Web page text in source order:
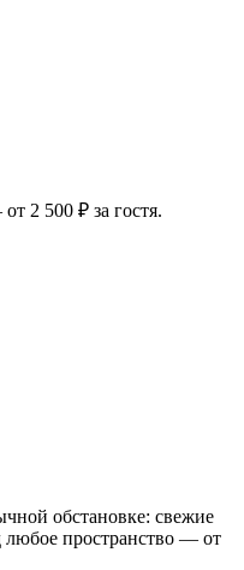
2 500 ₽ за гостя.
обстановке: свежие
любое пространство — от